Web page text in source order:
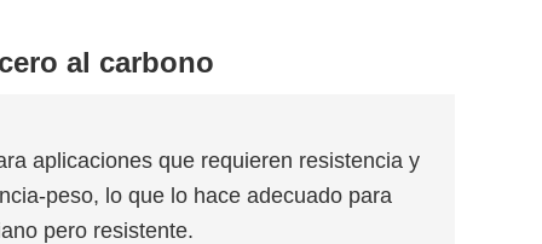
al carbono
aplicaciones que requieren resistencia y
peso, lo que lo hace adecuado para
pero resistente.